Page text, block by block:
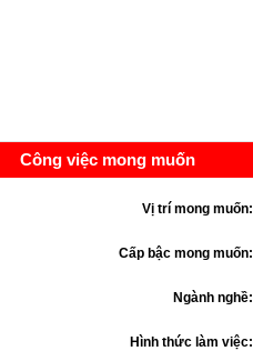
Công việc mong muốn
Vị trí mong muốn:
Cấp bậc mong muốn:
Ngành nghề:
Hình thức làm việc: